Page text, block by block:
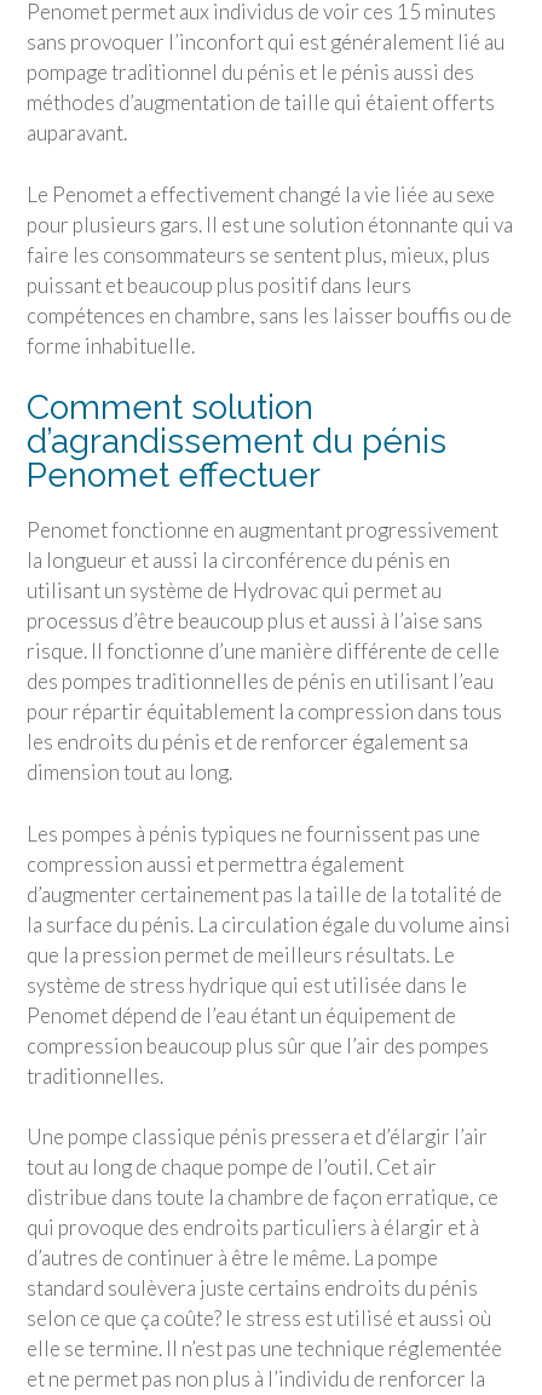
Penomet permet aux individus de voir ces 15 minutes
sans provoquer l’inconfort qui est généralement lié au
pompage traditionnel du pénis et le pénis aussi des
méthodes d’augmentation de taille qui étaient offerts
auparavant.
Le Penomet a effectivement changé la vie liée au sexe
pour plusieurs gars. Il est une solution étonnante qui va
faire les consommateurs se sentent plus, mieux, plus
puissant et beaucoup plus positif dans leurs
compétences en chambre, sans les laisser bouffis ou de
forme inhabituelle.
Comment solution
d’agrandissement du pénis
Penomet effectuer
Penomet fonctionne en augmentant progressivement
la longueur et aussi la circonférence du pénis en
utilisant un système de Hydrovac qui permet au
processus d’être beaucoup plus et aussi à l’aise sans
risque. Il fonctionne d’une manière différente de celle
des pompes traditionnelles de pénis en utilisant l’eau
pour répartir équitablement la compression dans tous
les endroits du pénis et de renforcer également sa
dimension tout au long.
Les pompes à pénis typiques ne fournissent pas une
compression aussi et permettra également
d’augmenter certainement pas la taille de la totalité de
la surface du pénis. La circulation égale du volume ainsi
que la pression permet de meilleurs résultats. Le
système de stress hydrique qui est utilisée dans le
Penomet dépend de l’eau étant un équipement de
compression beaucoup plus sûr que l’air des pompes
traditionnelles.
Une pompe classique pénis pressera et d’élargir l’air
tout au long de chaque pompe de l’outil. Cet air
distribue dans toute la chambre de façon erratique, ce
qui provoque des endroits particuliers à élargir et à
d’autres de continuer à être le même. La pompe
standard soulèvera juste certains endroits du pénis
selon ce que ça coûte? le stress est utilisé et aussi où
elle se termine. Il n’est pas une technique réglementée
et ne permet pas non plus à l’individu de renforcer la